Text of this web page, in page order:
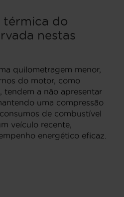
térmica do
nestas
quilometragem menor,
do motor, como
tendem a não apresentar
uma compressão
de combustível
veículo recente,
energético eficaz.